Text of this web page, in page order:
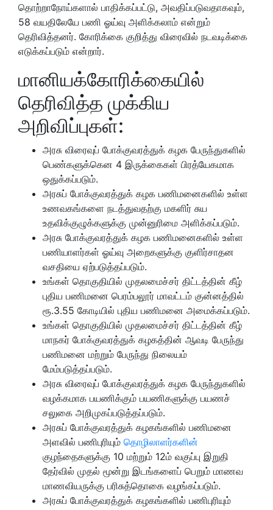
தொற்றாநோய்களால் பாதிக்கப்பட்டு, அவதிப்படுவதாகவும்,
58 வயதிலேயே பணி ஓய்வு அளிக்கலாம் என்றும்
தெரிவித்தனர். கோரிக்கை குறித்து விரைவில் நடவடிக்கை
எடுக்கப்படும் என்றார்.
மானியக்கோரிக்கையில்
தெரிவித்த முக்கிய
அறிவிப்புகள்:
அரசு விரைவுப் போக்குவரத்துக் கழக பேருந்துகளில்
பெண்களுக்கென 4 இருக்கைகள் பிரத்யேகமாக
ஒதுக்கப்படும்.
அரசுப் போக்குவரத்துக் கழக பணிமனைகளில் உள்ள
உணவகங்களை நடத்துவதற்கு மகளிர் சுய
உதவிக்குழுக்களுக்கு முன்னுரிமை அளிக்கப்படும்.
அரசு போக்குவரத்துக் கழக பணிமனைகளில் உள்ள
பணியாளர்கள் ஓய்வு அறைகளுக்கு குளிர்சாதன
வசதியை ஏற்படுத்தப்படும்.
உங்கள் தொகுதியில் முதலமைச்சர் திட்டத்தின் கீழ்
புதிய பணிமனை பெரம்பலூர் மாவட்டம் குன்னத்தில்
ரூ.3.55 கோடியில் புதிய பணிமனை அமைக்கப்படும்.
உங்கள் தொகுதியில் முதலமைச்சர் திட்டத்தின் கீழ்
மாநகர் போக்குவரத்துக் கழகத்தின் ஆவடி பேருந்து
பணிமனை மற்றும் பேருந்து நிலையம்
மேம்படுத்தப்படும்.
அரசு விரைவுப் போக்குவரத்துக் கழக பேருந்துகளில்
வழக்கமாக பயணிக்கும் பயணிகளுக்கு பயணச்
சலுகை அறிமுகப்படுத்தப்படும்.
அரசுப் போக்குவரத்துக் கழகங்களில் பணிமனை
அளவில் பணிபுரியும் தொழிலாளர்களின்
குழந்தைகளுக்கு 10 மற்றும் 12ம் வகுப்பு இறுதி
தேர்வில் முதல் மூன்று இடங்களைப் பெறும் மாணவ
மாணவியருக்கு பரிசுத்தொகை வழங்கப்படும்.
அரசுப் போக்குவரத்துக் கழகங்களில் பணிபுரியும்